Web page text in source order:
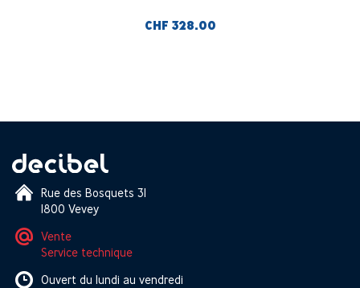
CHF 328.00
Rue des Bosquets 31
1800 Vevey
Vente
Service technique
Ouvert du lundi au vendredi